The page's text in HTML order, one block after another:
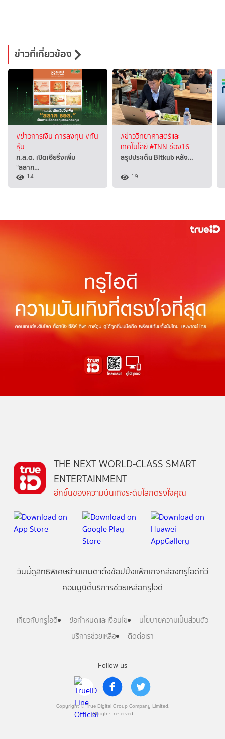
ข่าวที่เกี่ยวข้อง
#ข่าวการเงิน การลงทุน #ทัน
หุ้น
ก.ล.ต. เปิดเฮียริ่งเพิ่ม
“สลาก…
14
#ข่าววิทยาศาสตร์และ
เทคโนโลยี#TNN ช่อง16
สรุปประเด็น Bitkub หลัง…
19
Follow us
Copyright © True Digital Group Company Limited.
All rights reserved
THE NEXT WORLD-CLASS SMART
ENTERTAINMENT
อีกขั้นของความบันเทิงระดับโลกตรงใจคุณ
วันนี้ดูสิทธิพิเศษอ่านเกมตาตั้งช้อปปิ้งแพ็กเกจกล่องทรูไอดีทีวี
คอมมูนิตี้บริการช่วยเหลือทรูไอดี
เกี่ยวกับทรูไอดี ข้อกำหนดและเงื่อนไข
นโยบายความเป็นส่วนตัว
บริการช่วยเหลือ
ติดต่อเรา